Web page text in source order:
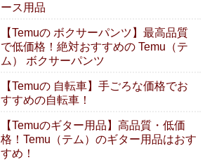
ース用品
【Temuの ボクサーパンツ】最高品質
で低価格！絶対おすすめの Temu（テ
ム） ボクサーパンツ
【Temuの 自転車】手ごろな価格でお
すすめの自転車！
【Temuのギター用品】高品質・低価
格！Temu（テム）のギター用品はおす
すめ！